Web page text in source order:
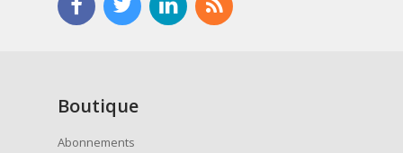
Boutique
Abonnements